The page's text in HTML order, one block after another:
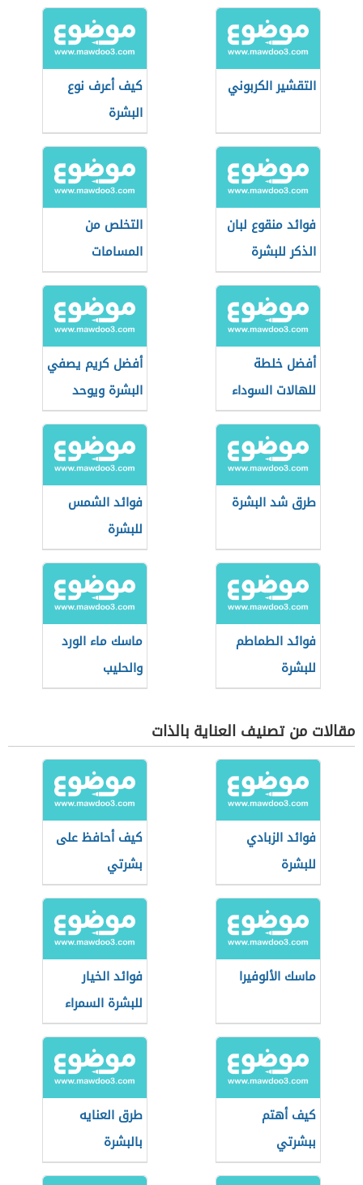
التقشير الكربوني
كيف أعرف نوع
البشرة
فوائد منقوع لبان
الذكر للبشرة
التخلص من
المسامات
الواسعة في
الوجه
أفضل خلطة
للهالات السوداء
تحت العين
أفضل كريم يصفي
البشرة ويوحد
لونها
طرق شد البشرة
فوائد الشمس
للبشرة
فوائد الطماطم
للبشرة
ماسك ماء الورد
والحليب
مقالات من تصنيف العناية بالذات
فوائد الزبادي
للبشرة
كيف أحافظ على
بشرتي
ماسك الألوفيرا
فوائد الخيار
للبشرة السمراء
كيف أهتم
ببشرتي
طرق العنايه
بالبشرة